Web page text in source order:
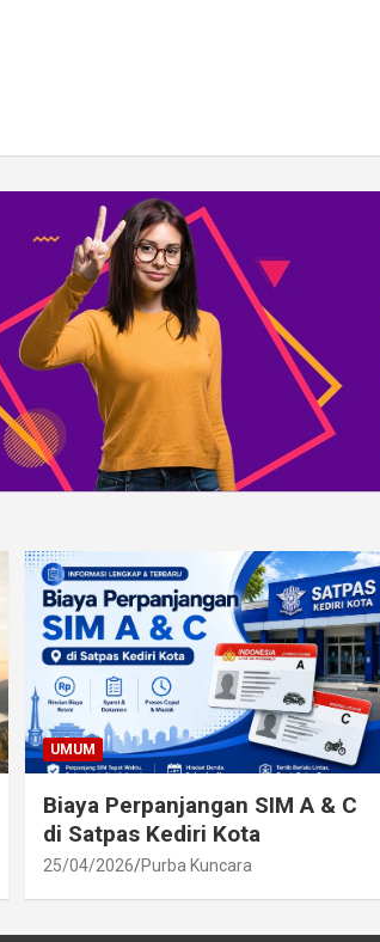
UMUM
Biaya Perpanjangan SIM A & C
di Satpas Kediri Kota
25/04/2026 Purba Kuncara